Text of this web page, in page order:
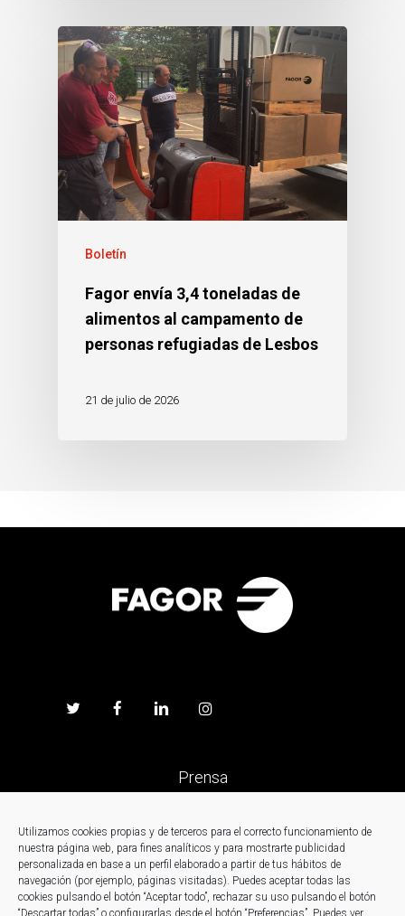
Utilizamos cookies propias y de terceros para el correcto funcionamiento de
nuestra página web, para fines analíticos y para mostrarte publicidad
personalizada en base a un perfil elaborado a partir de tus hábitos de
navegación (por ejemplo, páginas visitadas). Puedes aceptar todas las
cookies pulsando el botón “Aceptar todo”, rechazar su uso pulsando el botón
“Descartar todas” o configurarlas desde el botón “Preferencias”. Puedes ver
Boletín
Fagor envía 3,4 toneladas de
alimentos al campamento de
personas refugiadas de Lesbos
21 de julio de 2026
Prensa
Trabaja en Fagor
Noticias